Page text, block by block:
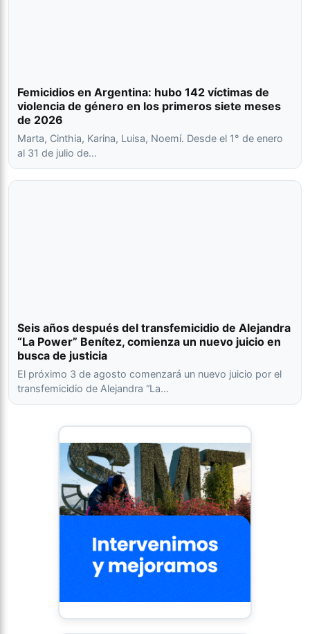
Femicidios en Argentina: hubo 142 víctimas de
violencia de género en los primeros siete meses
de 2026
Marta, Cinthia, Karina, Luisa, Noemí. Desde el 1° de enero
al 31 de julio de…
Seis años después del transfemicidio de Alejandra
“La Power” Benítez, comienza un nuevo juicio en
busca de justicia
El próximo 3 de agosto comenzará un nuevo juicio por el
transfemicidio de Alejandra “La…